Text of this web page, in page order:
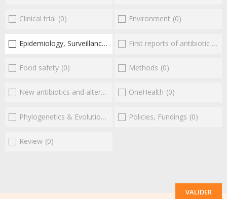
Clinical trial (0) Environment (0)
Epidemiology, Surveillance First reports of antibiotic resistance
Food safety (0) Methods (0)
New antibiotics and alternatives (0)
OneHealth (0)
Phylogenetics & Evolution Policies, Fundings (0)
Review (0)
VALIDER